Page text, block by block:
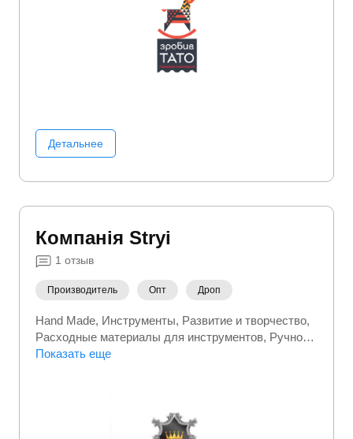
Детальнее
Компанія Stryi
1 отзыв
Производитель Опт Дроп
Hand Made Инструменты Развитие и творчество
Расходные материалы для инструментов Ручной
инструмент
Показать еще